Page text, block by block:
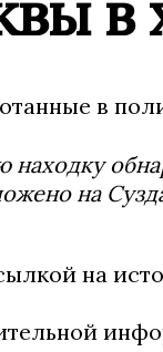
в
находку
на
на